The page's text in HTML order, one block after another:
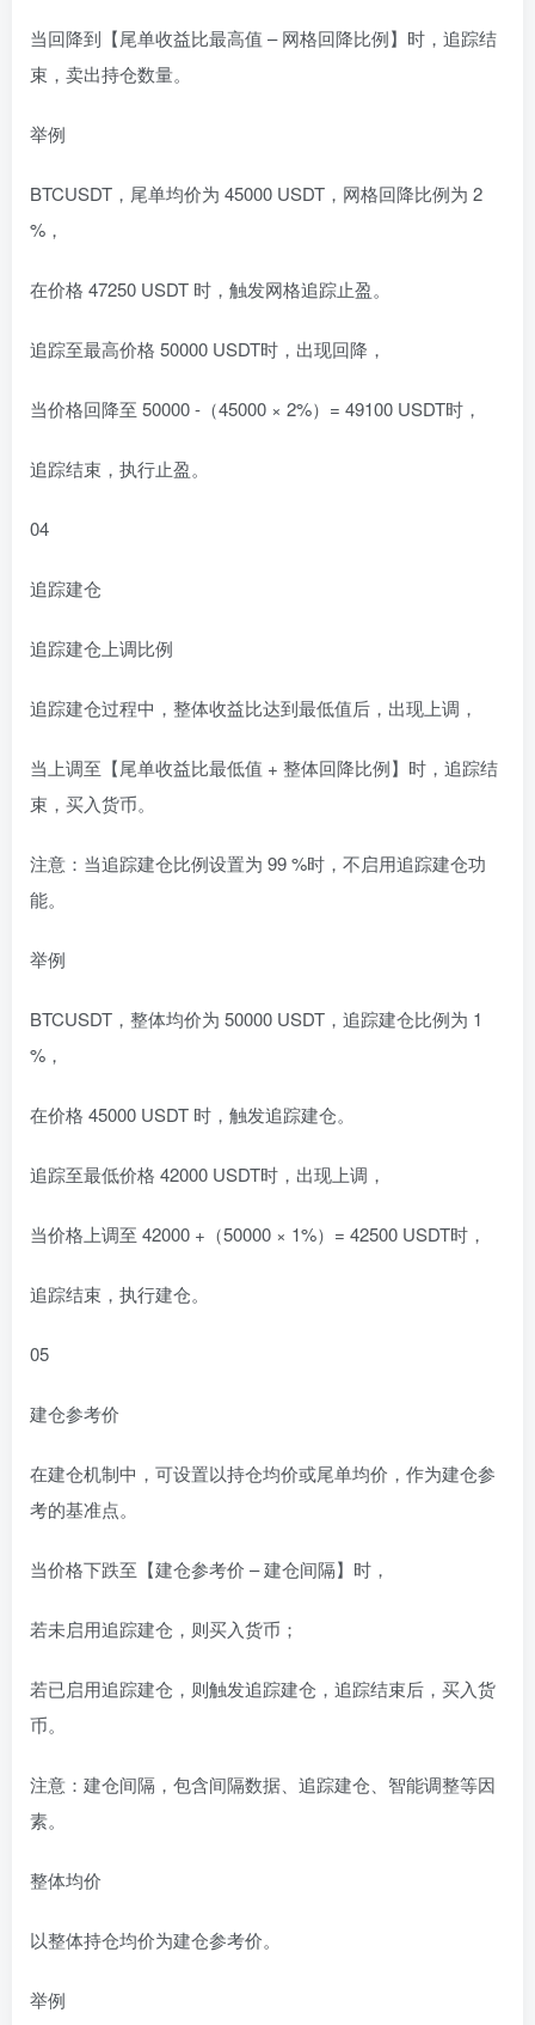
当回降到【尾单收益比最高值 – 网格回降比例】时，追踪结
束，卖出持仓数量。
举例
BTCUSDT，尾单均价为 45000 USDT，网格回降比例为 2
%，
在价格 47250 USDT 时，触发网格追踪止盈。
追踪至最高价格 50000 USDT时，出现回降，
当价格回降至 50000 -（45000 × 2%）= 49100 USDT时，
追踪结束，执行止盈。
04
追踪建仓
追踪建仓上调比例
追踪建仓过程中，整体收益比达到最低值后，出现上调，
当上调至【尾单收益比最低值 + 整体回降比例】时，追踪结
束，买入货币。
注意：当追踪建仓比例设置为 99 %时，不启用追踪建仓功
能。
举例
BTCUSDT，整体均价为 50000 USDT，追踪建仓比例为 1
%，
在价格 45000 USDT 时，触发追踪建仓。
追踪至最低价格 42000 USDT时，出现上调，
当价格上调至 42000 +（50000 × 1%）= 42500 USDT时，
追踪结束，执行建仓。
05
建仓参考价
在建仓机制中，可设置以持仓均价或尾单均价，作为建仓参
考的基准点。
当价格下跌至【建仓参考价 – 建仓间隔】时，
若未启用追踪建仓，则买入货币；
若已启用追踪建仓，则触发追踪建仓，追踪结束后，买入货
币。
注意：建仓间隔，包含间隔数据、追踪建仓、智能调整等因
素。
整体均价
以整体持仓均价为建仓参考价。
举例